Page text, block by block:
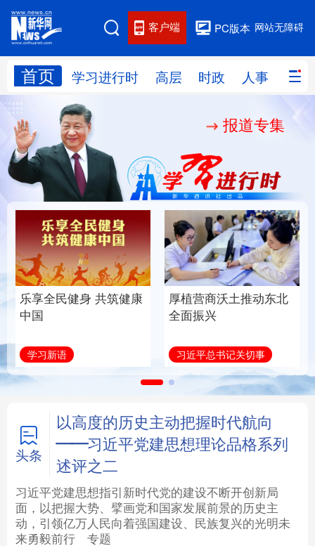
网站无障碍
PC版本
客户端
首页 学习进行时 高层 时政 人事 国际
网站地图
学习进行时 人事
国际 财经 网评
思客智库 全球连线 教育
科技 科创 量子 体育
文化 书画 健康 军事
访谈 视频 图片 政务
信息化 数字经济
学术中国 乡村振兴 银龄 溯源中国
城市 旅游 能源 会展
彩票 娱乐 时尚 悦读
公益 一带一路 亚太网 上市公司
报道专集
乐享全民健身 共筑健康
中国
学习新语
厚植营商沃土推动东北
全面振兴
习近平总书记关切事
头条
以高度的历史主动把握时代航向
——习近平党建思想理论品格系列
述评之二
习近平党建思想指引新时代党的建设不断开创新局
面，以把握大势、擘画党和国家发展前景的历史主
动，引领亿万人民向着强国建设、民族复兴的光明未
来勇毅前行
专题